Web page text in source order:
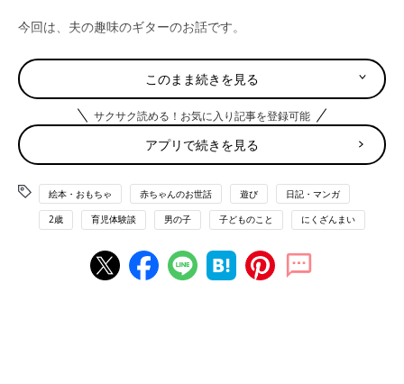
今回は、夫の趣味のギターのお話です。
このまま続きを見る
サクサク読める！お気に入り記事を登録可能
アプリで続きを見る
絵本・おもちゃ 赤ちゃんのお世話 遊び 日記・マンガ
2歳 育児体験談 男の子 子どものこと にくざんまい